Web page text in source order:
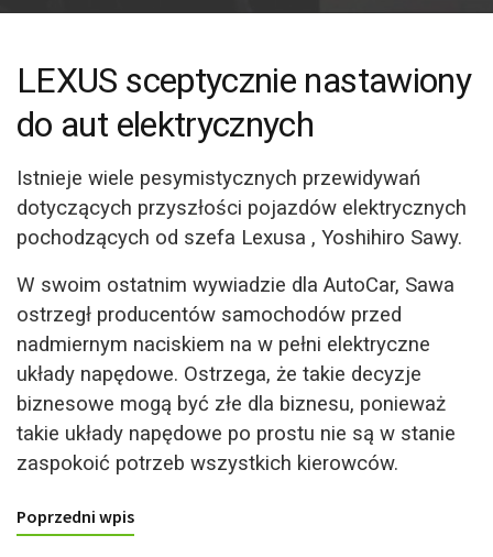
LEXUS sceptycznie nastawiony
do aut elektrycznych
Istnieje wiele pesymistycznych przewidywań
dotyczących przyszłości pojazdów elektrycznych
pochodzących od szefa Lexusa , Yoshihiro Sawy.
W swoim ostatnim wywiadzie dla AutoCar, Sawa
ostrzegł producentów samochodów przed
nadmiernym naciskiem na w pełni elektryczne
układy napędowe. Ostrzega, że ​​takie decyzje
biznesowe mogą być złe dla biznesu, ponieważ
takie układy napędowe po prostu nie są w stanie
zaspokoić potrzeb wszystkich kierowców.
Poprzedni wpis